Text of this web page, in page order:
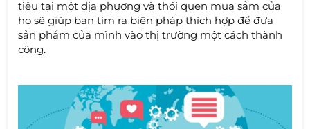
tiêu tại một địa phương và thói quen mua sắm của
họ sẽ giúp bạn tìm ra biện pháp thích hợp để đưa
sản phẩm của mình vào thị trường một cách thành
công.